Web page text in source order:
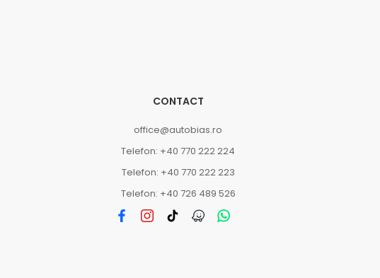
CONTACT
office@autobias.ro
Telefon: +40 770 222 224
Telefon: +40 770 222 223
Telefon: +40 726 489 526